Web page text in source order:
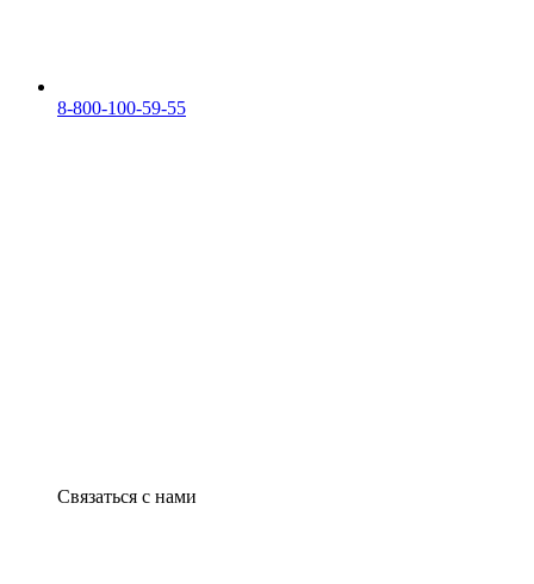
8-800-100-59-55
Связаться с нами